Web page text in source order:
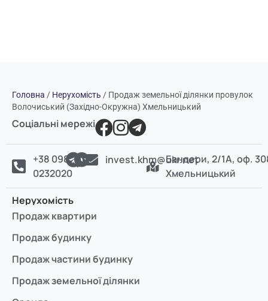
Головна / Нерухомість / Продаж земельної ділянки провулок
Волочиський (Західно-Окружна) Хмельницький
Соціальні мережі
+38 098
0232020
invest.khm@ukr.netБандери, 2/1А, оф.
Хмельницький
Нерухомість
Продаж квартири
Продаж будинку
Продаж частини будинку
Продаж земельної ділянки